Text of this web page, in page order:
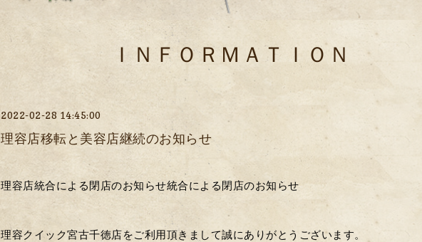
ＩＮＦＯＲＭＡＴＩＯＮ
2022-02-28 14:45:00
理容店移転と美容店継続のお知らせ
理容店統合による閉店のお知らせ統合による閉店のお知らせ
理容クイック宮古千徳店をご利用頂きまして誠にありがとうございます。